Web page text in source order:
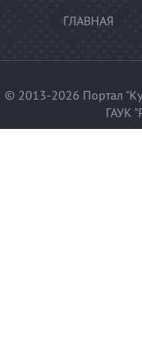
ГЛАВНАЯ
© 2013-2026 Портал
ГАУК